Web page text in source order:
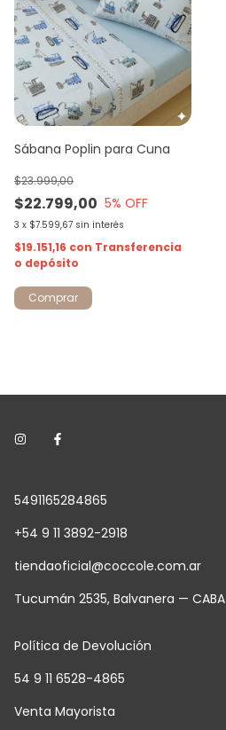
Sábana Poplin para Cuna
$22.799,00
$23.999,00
5% OFF
3 x $7.599,67 sin interés
$19.151,16 con Transferencia
o depósito
Comprar
5491165284865
+54 9 11 3892-2918
tiendaoficial@coccole.com.ar
Tucumán 2535, Balvanera — CABA
Política de Devolución
54 9 11 6528-4865
Venta Mayorista